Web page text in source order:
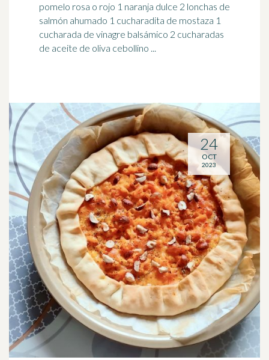
pomelo rosa o rojo 1 naranja dulce 2 lonchas de
salmón ahumado 1 cucharadita de mostaza 1
cucharada de vinagre balsámico 2 cucharadas
de aceite de oliva cebollino ...
24
OCT
2023